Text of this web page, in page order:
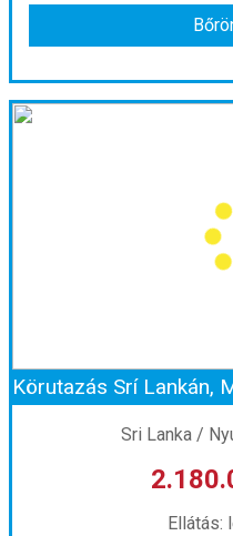
Város:
Utazás
Ellátás:
Időpont:
már
Sri Lanka /
Ellátás: